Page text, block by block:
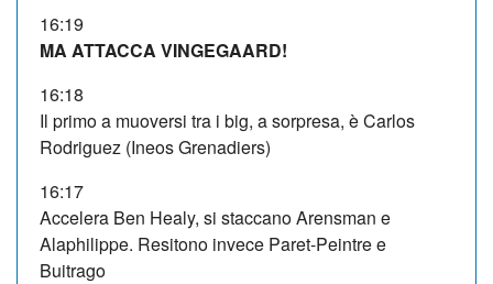
16:19
MA ATTACCA VINGEGAARD!
16:18
Il primo a muoversi tra i big, a sorpresa, è Carlos
Rodriguez (Ineos Grenadiers)
16:17
Accelera Ben Healy, si staccano Arensman e
Alaphilippe. Resitono invece Paret-Peintre e
Buitrago